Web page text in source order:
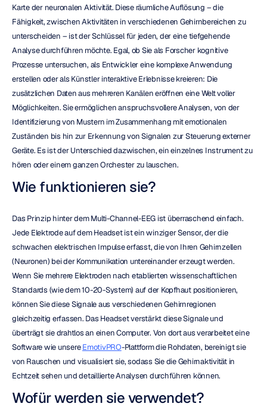
Karte der neuronalen Aktivität. Diese räumliche Auflösung – die
Fähigkeit, zwischen Aktivitäten in verschiedenen Gehirnbereichen zu
unterscheiden – ist der Schlüssel für jeden, der eine tiefgehende
Analyse durchführen möchte. Egal, ob Sie als Forscher kognitive
Prozesse untersuchen, als Entwickler eine komplexe Anwendung
erstellen oder als Künstler interaktive Erlebnisse kreieren: Die
zusätzlichen Daten aus mehreren Kanälen eröffnen eine Welt voller
Möglichkeiten. Sie ermöglichen anspruchsvollere Analysen, von der
Identifizierung von Mustern im Zusammenhang mit emotionalen
Zuständen bis hin zur Erkennung von Signalen zur Steuerung externer
Geräte. Es ist der Unterschied dazwischen, ein einzelnes Instrument zu
hören oder einem ganzen Orchester zu lauschen.
Wie funktionieren sie?
Das Prinzip hinter dem Multi-Channel-EEG ist überraschend einfach.
Jede Elektrode auf dem Headset ist ein winziger Sensor, der die
schwachen elektrischen Impulse erfasst, die von Ihren Gehirnzellen
(Neuronen) bei der Kommunikation untereinander erzeugt werden.
Wenn Sie mehrere Elektroden nach etablierten wissenschaftlichen
Standards (wie dem 10-20-System) auf der Kopfhaut positionieren,
können Sie diese Signale aus verschiedenen Gehirnregionen
gleichzeitig erfassen. Das Headset verstärkt diese Signale und
überträgt sie drahtlos an einen Computer. Von dort aus verarbeitet eine
Software wie unsere EmotivPRO-Plattform die Rohdaten, bereinigt sie
von Rauschen und visualisiert sie, sodass Sie die Gehirnaktivität in
Echtzeit sehen und detaillierte Analysen durchführen können.
Wofür werden sie verwendet?